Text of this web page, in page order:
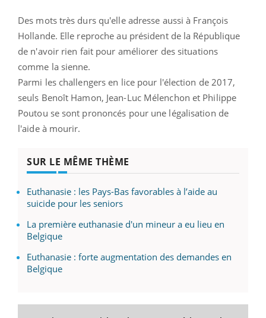
Des mots très durs qu'elle adresse aussi à François
Hollande. Elle reproche au président de la République
de n'avoir rien fait pour améliorer des situations
comme la sienne.
Parmi les challengers en lice pour l'élection de 2017,
seuls Benoît Hamon, Jean-Luc Mélenchon et Philippe
Poutou se sont prononcés pour une légalisation de
l'aide à mourir.
SUR LE MÊME THÈME
Euthanasie : les Pays-Bas favorables à l’aide au
suicide pour les seniors
La première euthanasie d'un mineur a eu lieu en
Belgique
Euthanasie : forte augmentation des demandes en
Belgique